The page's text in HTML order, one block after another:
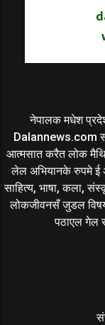
नेपालक मधेश
Dalannews.com
आत्मसात करैत लोक
लेल अभियानके रुपमे ई
साहित्य, भाषा, कला,
लोकजीवनसँ जुडल
पठाएल गेल